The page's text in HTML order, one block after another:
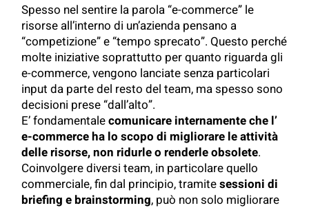
Spesso nel sentire la parola “e-commerce” le
risorse all’interno di un’azienda pensano a
“competizione” e “tempo sprecato”. Questo perché
molte iniziative soprattutto per quanto riguarda gli
e-commerce, vengono lanciate senza particolari
input da parte del resto del team, ma spesso sono
decisioni prese “dall’alto”.
E’ fondamentalecomunicare internamente che l’
e-commerce ha lo scopo di migliorare le attività
delle risorse, non ridurle o renderle obsolete.
Coinvolgere diversi team, in particolare quello
commerciale, fin dal principio, tramitesessioni di
briefing e brainstorming, può non solo migliorare